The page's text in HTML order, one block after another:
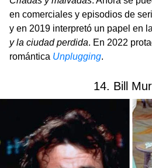
en comerciales y episodios de
y en 2019 interpretó un papel en
y la ciudad perdida. En 2022
romántica Unplugging.
14. Bill